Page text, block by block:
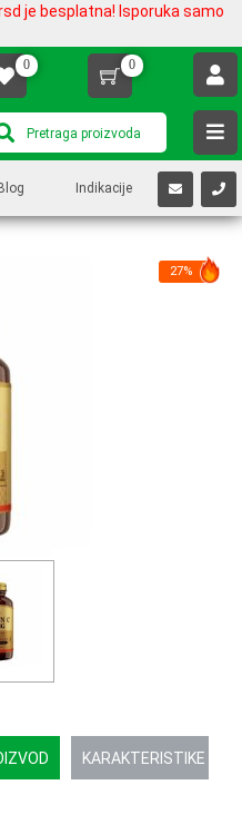
je besplatna! Isporuka samo
0 0
Blog Indikacije
KARAKTERISTIKE
27%